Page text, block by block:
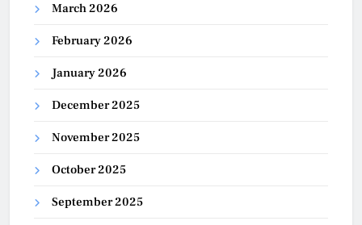
March 2026
February 2026
January 2026
December 2025
November 2025
October 2025
September 2025